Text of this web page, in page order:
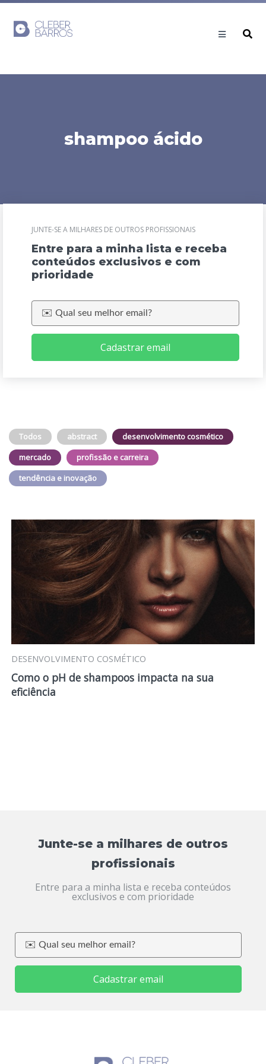
shampoo ácido
JUNTE-SE A MILHARES DE OUTROS PROFISSIONAIS
Entre para a minha lista e receba
conteúdos exclusivos e com
prioridade
Cadastrar email
Todos abstract
desenvolvimento cosmético
mercado
profissão e carreira
tendência e inovação
DESENVOLVIMENTO COSMÉTICO
Como o pH de shampoos impacta na sua
eficiência
Junte-se a milhares de outros
profissionais
Entre para a minha lista e receba conteúdos
exclusivos e com prioridade
Cadastrar email